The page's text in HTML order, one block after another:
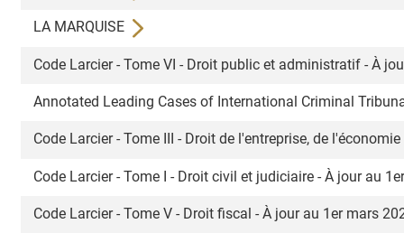
LA MARQUISE
Code Larcier - Tome VI - Droit public et administratif - À
Annotated Leading Cases of International Criminal
Code Larcier - Tome III - Droit de l'entreprise, de
Code Larcier - Tome I - Droit civil et judiciaire - À jour au
Code Larcier - Tome V - Droit fiscal - À jour au 1er mars